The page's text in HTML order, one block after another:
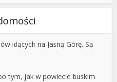
idących na Jasną Górę. Są
tym, jak w powiecie buskim